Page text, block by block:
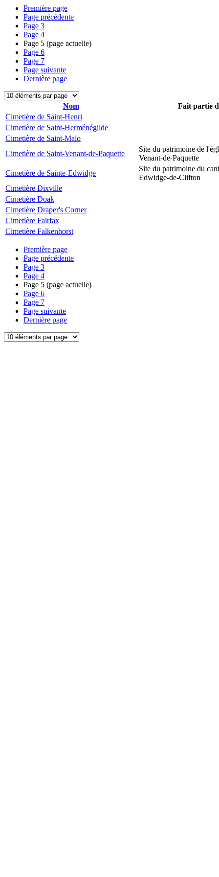
Première page
Page précédente
Page 3
Page 4
Page 5 (page actuelle)
Page 6
Page 7
Page suivante
Dernière page
Nom
Fait partie
Cimetière de Saint-Henri
Cimetière de Saint-Herménégilde
Cimetière de Saint-Malo
Cimetière de Saint-Venant-de-Paquette
Site du patrimoine de
Venant-de-Paquette
Cimetière de Sainte-Edwidge
Site du patrimoine du
Edwidge-de-Clifton
Cimetière Dixville
Cimetière Doak
Cimetière Draper's Corner
Cimetière Fairfax
Cimetière Falkenhorst
Première page
Page précédente
Page 3
Page 4
Page 5 (page actuelle)
Page 6
Page 7
Page suivante
Dernière page